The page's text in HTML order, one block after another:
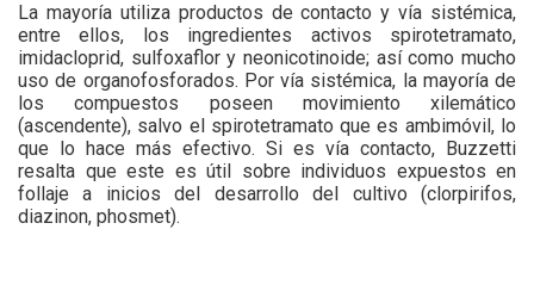
La mayoría utiliza productos de contacto y vía sistémica,
entre ellos, los ingredientes activos spirotetramato,
imidacloprid, sulfoxaflor y neonicotinoide; así como mucho
uso de organofosforados. Por vía sistémica, la mayoría de
los compuestos poseen movimiento xilemático
(ascendente), salvo el spirotetramato que es ambimóvil, lo
que lo hace más efectivo. Si es vía contacto, Buzzetti
resalta que este es útil sobre individuos expuestos en
follaje a inicios del desarrollo del cultivo (clorpirifos,
diazinon, phosmet).